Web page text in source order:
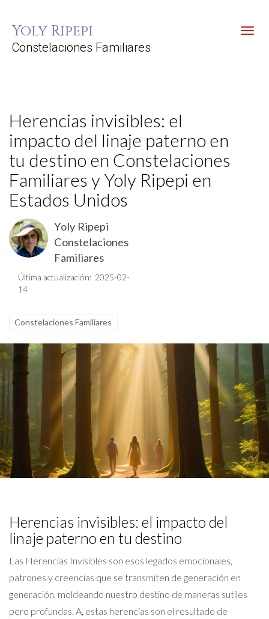
Yoly Ripepi
Constelaciones Familiares
Herencias invisibles: el
impacto del linaje paterno en
tu destino en Constelaciones
Familiares y Yoly Ripepi en
Estados Unidos
Yoly Ripepi
Constelaciones
Familiares
Última actualización: 2025-02-
14
Constelaciones Familiares
Herencias invisibles: el impacto del
linaje paterno en tu destino
Las Herencias Invisibles son esos legados emocionales,
patrones y creencias que se transmiten de generación en
generación, moldeando nuestro destino de maneras sutiles
pero profundas. A, estas herencias son el resultado de